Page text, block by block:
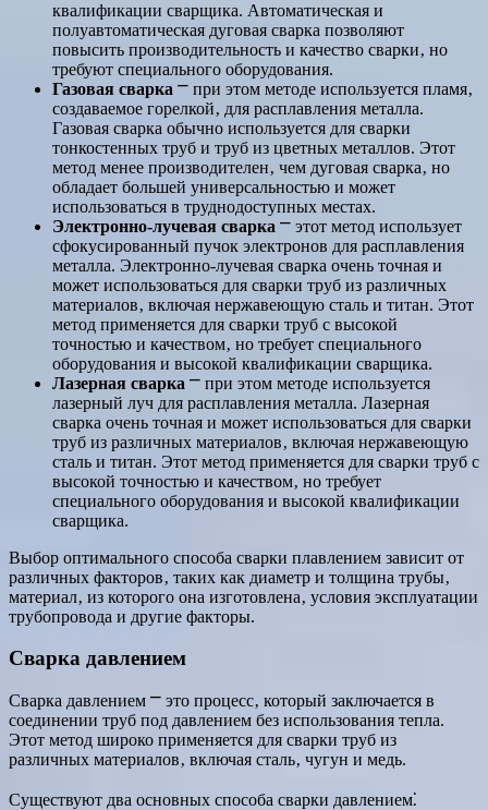
квалификации сварщика. Автоматическая и
полуавтоматическая дуговая сварка позволяют
повысить производительность и качество сварки‚ но
требуют специального оборудования.
Газовая сварка ⎻ при этом методе используется пламя‚
создаваемое горелкой‚ для расплавления металла.
Газовая сварка обычно используется для сварки
тонкостенных труб и труб из цветных металлов. Этот
метод менее производителен‚ чем дуговая сварка‚ но
обладает большей универсальностью и может
использоваться в труднодоступных местах.
Электронно-лучевая сварка ⎻ этот метод использует
сфокусированный пучок электронов для расплавления
металла. Электронно-лучевая сварка очень точная и
может использоваться для сварки труб из различных
материалов‚ включая нержавеющую сталь и титан. Этот
метод применяется для сварки труб с высокой
точностью и качеством‚ но требует специального
оборудования и высокой квалификации сварщика.
Лазерная сварка ⎻ при этом методе используется
лазерный луч для расплавления металла. Лазерная
сварка очень точная и может использоваться для сварки
труб из различных материалов‚ включая нержавеющую
сталь и титан. Этот метод применяется для сварки труб с
высокой точностью и качеством‚ но требует
специального оборудования и высокой квалификации
сварщика.
Выбор оптимального способа сварки плавлением зависит от
различных факторов‚ таких как диаметр и толщина трубы‚
материал‚ из которого она изготовлена‚ условия эксплуатации
трубопровода и другие факторы.
Сварка давлением
Сварка давлением ⎻ это процесс‚ который заключается в
соединении труб под давлением без использования тепла.
Этот метод широко применяется для сварки труб из
различных материалов‚ включая сталь‚ чугун и медь.
Существуют два основных способа сварки давлением⁚